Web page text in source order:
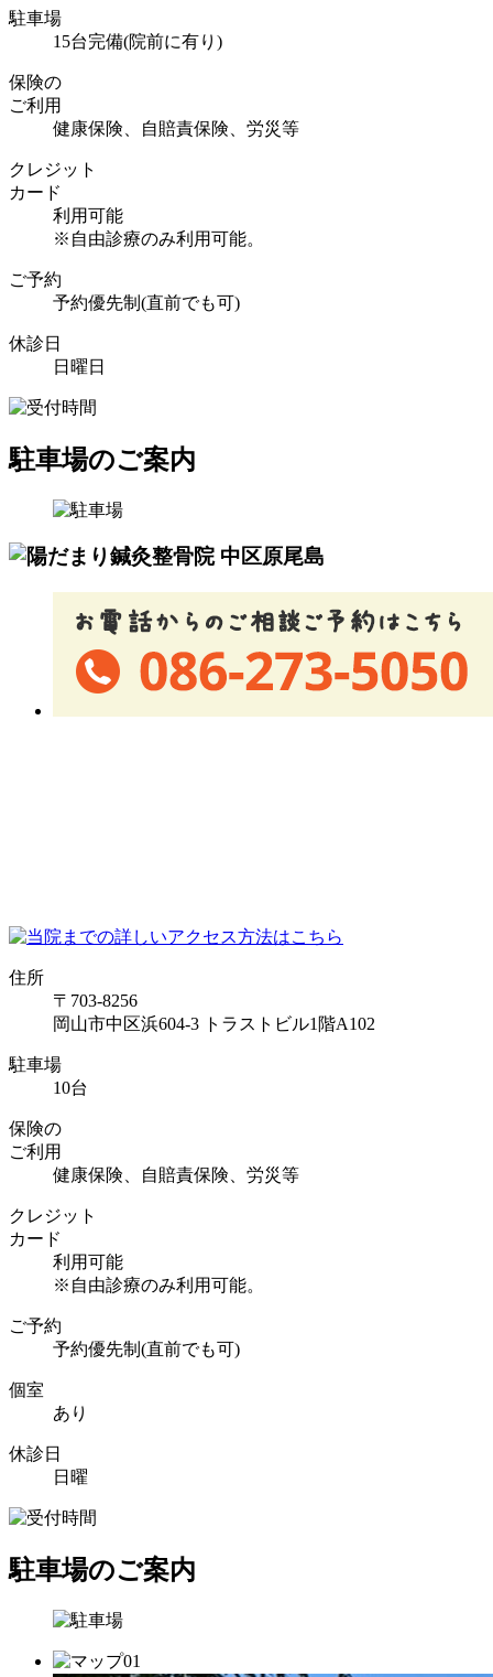
駐車場
15台完備(院前に有り)
保険の
ご利用
健康保険、自賠責保険、労災等
クレジット
カード
利用可能
※自由診療のみ利用可能。
ご予約
予約優先制(直前でも可)
休診日
日曜日
駐車場のご案内
住所
〒703-8256
岡山市中区浜604-3 トラストビル1階A102
駐車場
10台
保険の
ご利用
健康保険、自賠責保険、労災等
クレジット
カード
利用可能
※自由診療のみ利用可能。
ご予約
予約優先制(直前でも可)
個室
あり
休診日
日曜
駐車場のご案内